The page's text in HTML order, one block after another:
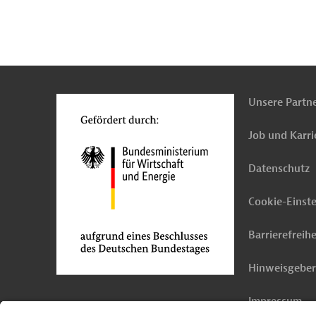
Unsere
Job und
Datenschutz
Cookie-
Impressum